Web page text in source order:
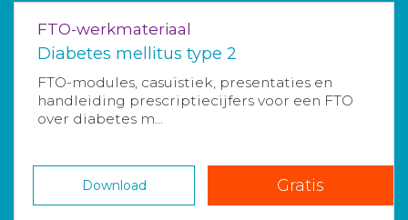
FTO-werkmateriaal
Diabetes mellitus type 2
FTO-modules, casuïstiek, presentaties en
handleiding prescriptiecijfers voor een FTO
over diabetes m...
Download Gratis